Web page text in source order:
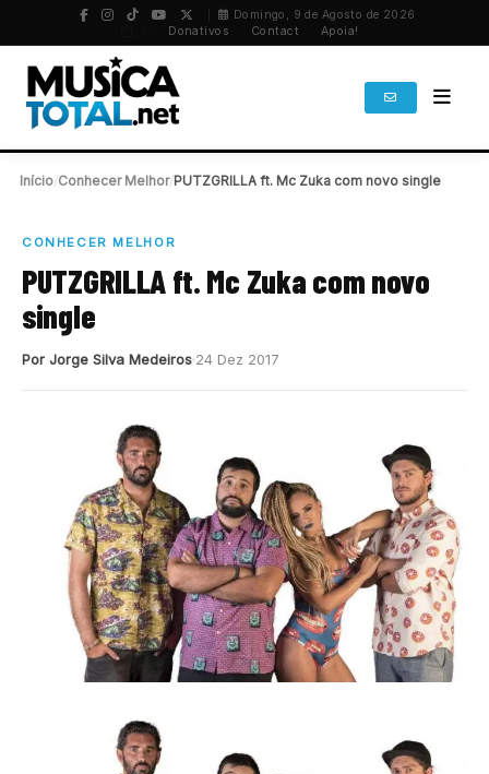
Domingo, 9 de Agosto de 2026
Donativos Contact Apoia!
Início Conhecer Melhor/ PUTZGRILLA ft. Mc Zuka com novo single
CONHECER MELHOR
PUTZGRILLA ft. Mc Zuka com novo
single
Por Jorge Silva Medeiros 24 Dez 2017